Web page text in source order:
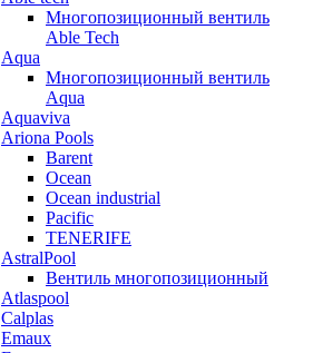
Многопозиционный вентиль
Able Tech
Aqua
Многопозиционный вентиль
Aqua
Aquaviva
Ariona Pools
Barent
Ocean
Ocean industrial
Pacific
TENERIFE
AstralPool
Вентиль многопозиционный
Atlaspool
Calplas
Emaux